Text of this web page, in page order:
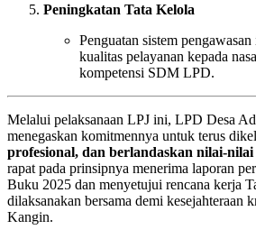
Peningkatan Tata Kelola
Penguatan sistem
kualitas pelayanan kepada
kompetensi SDM LPD.
Melalui pelaksanaan LPJ ini, LPD Desa
menegaskan komitmennya untuk terus
profesional, dan berlandaskan nilai-nilai
rapat pada prinsipnya menerima laporan
Buku 2025 dan menyetujui rencana kerja
dilaksanakan bersama demi kesejahteraan
Kangin.